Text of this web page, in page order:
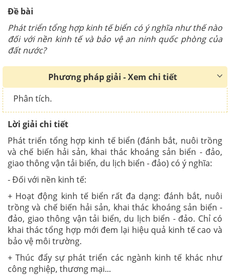
Đề bài
Phát triển tổng hợp kinh tế biển có ý nghĩa như thế nào
đối với nền kinh tế và bảo vệ an ninh quốc phòng của
đất nước?
Phương pháp giải - Xem chi tiết
Phân tích.
Lời giải chi tiết
Phát triển tổng hợp kinh tế biển (đánh bắt, nuôi trồng
và chế biến hải sản, khai thác khoáng sản biển - đảo,
giao thông vận tải biển, du lịch biển - đảo) có ý nghĩa:
- Đối với nền kinh tế:
+ Hoạt động kinh tế biển rất đa dạng: đánh bắt, nuôi
trồng và chế biến hải sản, khai thác khoáng sản biển -
đảo, giao thông vận tải biển, du lịch biển - đảo. Chỉ có
khai thác tổng hợp mới đem lại hiệu quả kinh tế cao và
bảo vệ môi trường.
+ Thúc đẩy sự phát triển các ngành kinh tế khác như
công nghiệp, thương mại...